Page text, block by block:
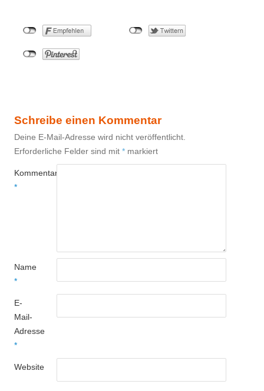
Schreibe einen Kommentar
Deine E-Mail-Adresse wird nicht veröffentlicht.
Erforderliche Felder sind mit * markiert
Kommentar
*
Name
*
E-
Mail-
Adresse
*
Website